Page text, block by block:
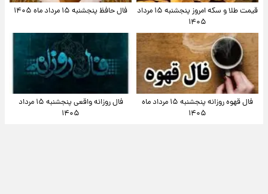
قیمت طلا و سکه امروز پنجشنبه ۱۵ مرداد
۱۴۰۵
فال حافظ پنجشنبه ۱۵ مرداد ماه ۱۴۰۵
فال قهوه روزانه پنجشنبه ۱۵ مرداد ماه
۱۴۰۵
فال روزانه واقعی پنجشنبه ۱۵ مرداد
۱۴۰۵